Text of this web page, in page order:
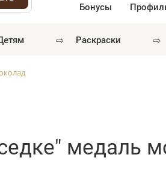
Бонусы
детям ⇨ раскраски ⇨
медаль